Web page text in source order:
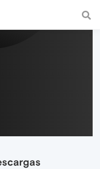
a fast and